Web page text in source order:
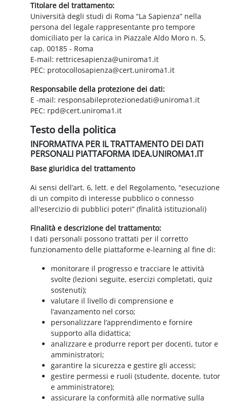
Titolare del trattamento:
Università degli studi di Roma “La Sapienza” nella
persona del legale rappresentante pro tempore
domiciliato per la carica in Piazzale Aldo Moro n. 5,
cap. 00185 - Roma
E-mail: rettricesapienza@uniroma1.it
PEC: protocollosapienza@cert.uniroma1.it
Responsabile della protezione dei dati:
E -mail: responsabileprotezionedati@uniroma1.it
PEC: rpd@cert.uniroma1.it
Testo della politica
INFORMATIVA PER IL TRATTAMENTO DEI DATI
PERSONALI PIATTAFORMA IDEA.UNIROMA1.IT
Base giuridica del trattamento
Ai sensi dell’art. 6, lett. e del Regolamento, “esecuzione
di un compito di interesse pubblico o connesso
all'esercizio di pubblici poteri” (finalità istituzionali)
Finalità e descrizione del trattamento:
I dati personali possono trattati per il corretto
funzionamento delle piattaforme e-learning al fine di:
monitorare il progresso e tracciare le attività
svolte (lezioni seguite, esercizi completati, quiz
sostenuti);
valutare il livello di comprensione e
l’avanzamento nel corso;
personalizzare l’apprendimento e fornire
supporto alla didattica;
analizzare e produrre report per docenti, tutor e
amministratori;
garantire la sicurezza e gestire gli accessi;
gestire permessi e ruoli (studente, docente, tutor
e amministratore);
assicurare la conformità alle normative sulla